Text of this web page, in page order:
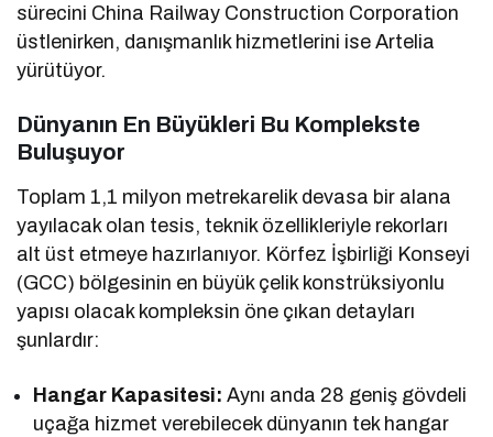
sürecini China Railway Construction Corporation
üstlenirken, danışmanlık hizmetlerini ise Artelia
yürütüyor.
Dünyanın En Büyükleri Bu Komplekste
Buluşuyor
Toplam 1,1 milyon metrekarelik devasa bir alana
yayılacak olan tesis, teknik özellikleriyle rekorları
alt üst etmeye hazırlanıyor. Körfez İşbirliği Konseyi
(GCC) bölgesinin en büyük çelik konstrüksiyonlu
yapısı olacak kompleksin öne çıkan detayları
şunlardır:
Hangar Kapasitesi: Aynı anda 28 geniş gövdeli
uçağa hizmet verebilecek dünyanın tek hangar